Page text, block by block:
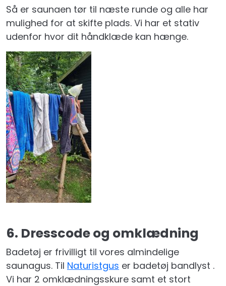
Så er saunaen tør til næste runde og alle har
mulighed for at skifte plads. Vi har et stativ
udenfor hvor dit håndklæde kan hænge.
6. Dresscode og omklædning
Badetøj er frivilligt til vores almindelige
saunagus. Til Naturistgus er badetøj bandlyst .
Vi har 2 omklædningsskure samt et stort